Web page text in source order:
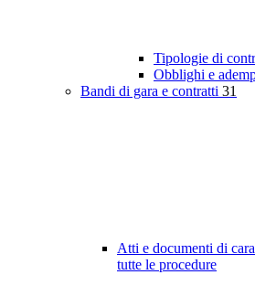
Tipologie di
Obblighi e
Bandi di gara e contratti 31
Atti e documenti di
tutte le procedure